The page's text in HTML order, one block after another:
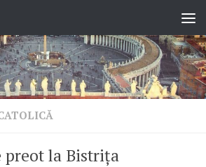
la Bistrița